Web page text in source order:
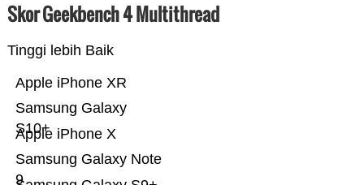
Skor Geekbench 4 Multithread
Tinggi lebih Baik
Samsung Galaxy Note
9
Apple iPhone X
Samsung Galaxy
S10+
Apple iPhone XR